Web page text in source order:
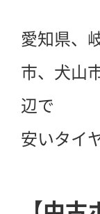
愛知県、
市、犬山
辺で
安いタイ